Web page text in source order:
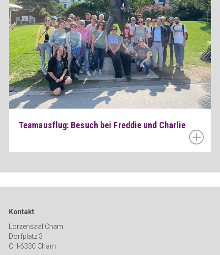
Teamausflug: Besuch bei Freddie und Charlie
Kontakt
Lorzensaal Cham
Dorfplatz 3
CH-6330 Cham